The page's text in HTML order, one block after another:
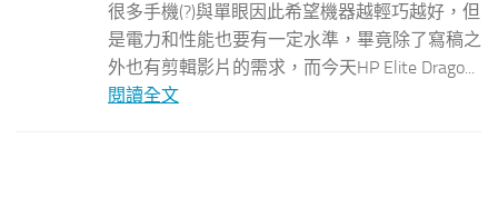
很多手機(?)與單眼因此希望機器越輕巧越好，但
是電力和性能也要有一定水準，畢竟除了寫稿之
外也有剪輯影片的需求，而今天HP Elite Drago...
閱讀全文